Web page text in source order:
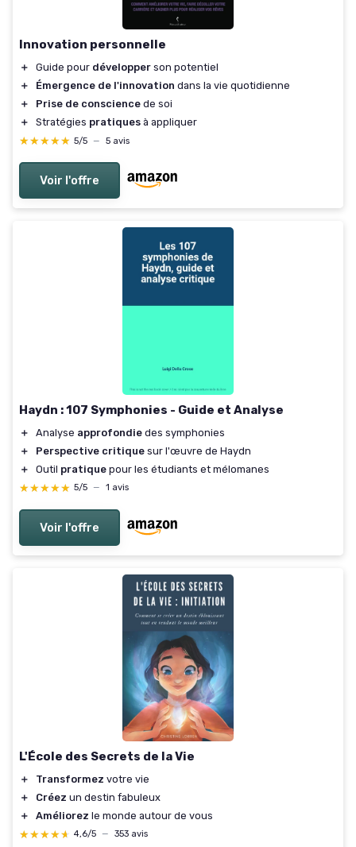
Innovation personnelle
＋ Guide pour développer son potentiel
＋
Émergence de l'innovation dans la vie quotidienne
＋
Prise de conscience de soi
＋
Stratégies pratiques à appliquer
★★★★★
★★★★★ 5/5 — 5 avis
Voir l'offre
Haydn : 107 Symphonies - Guide et Analyse
＋ Analyse approfondie des symphonies
＋
Perspective critique sur l'œuvre de Haydn
＋
Outil pratique pour les étudiants et mélomanes
★★★★★
★★★★★ 5/5 — 1 avis
Voir l'offre
L'École des Secrets de la Vie
＋ Transformez votre vie
＋
Créez un destin fabuleux
＋
Améliorez le monde autour de vous
★★★★★
★★★★★ 4,6/5 — 353 avis